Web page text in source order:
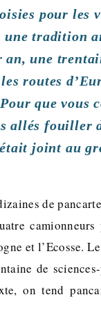
pour les
une tradition
an, une
routes
que vous
allés fouiller
joint au
de
et l’Ecosse.
de sciences-
on tend